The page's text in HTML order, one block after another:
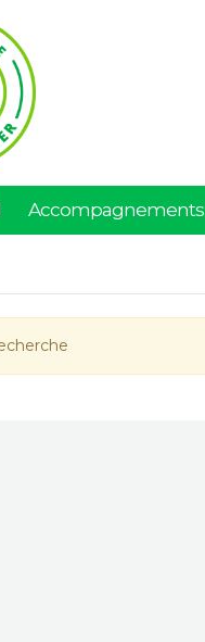
Accompagnements